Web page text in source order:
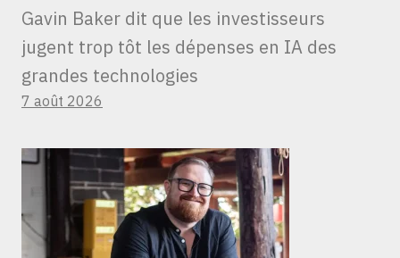
Gavin Baker dit que les investisseurs
jugent trop tôt les dépenses en IA des
grandes technologies
7 août 2026